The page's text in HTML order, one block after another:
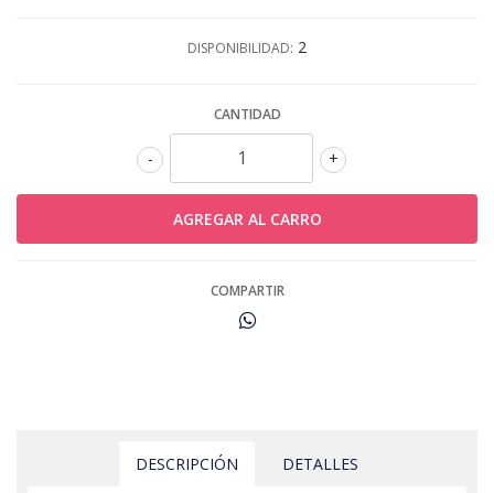
DISPONIBILIDAD: 2
CANTIDAD
+
-
COMPARTIR
DESCRIPCIÓN DETALLES